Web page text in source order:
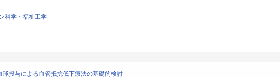
科学・福祉工学
投与による血管抵抗低下療法の基礎的検討